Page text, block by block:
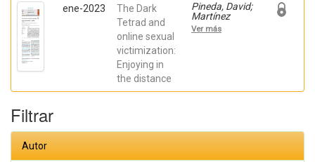
ene-2023
The Dark
Tetrad and
online sexual
victimization:
Enjoying in
the distance
Pineda, David;
Martínez
Martínez, Ana;
Galán,
Ver más
Filtrar
Autor